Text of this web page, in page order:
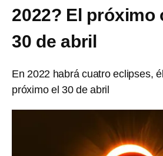
2022? El próximo
30 de abril
En 2022 habrá cuatro eclipses,
próximo el 30 de abril